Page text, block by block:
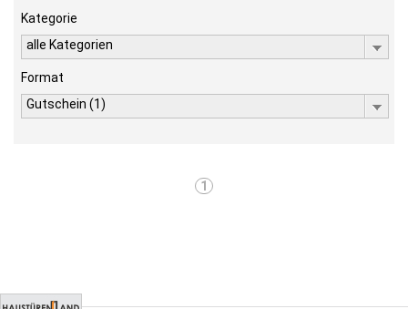
Kategorie
alle Kategorien
Format
Gutschein (1)
1